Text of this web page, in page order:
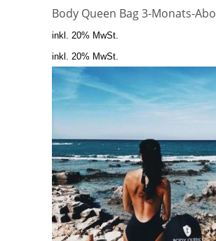
Body Queen Bag 3-Monats-Abo
inkl. 20% MwSt.
inkl. 20% MwSt.